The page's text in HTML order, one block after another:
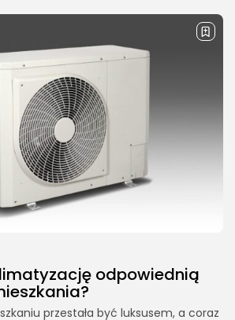
odpowiednią
przestała być luksusem, a coraz